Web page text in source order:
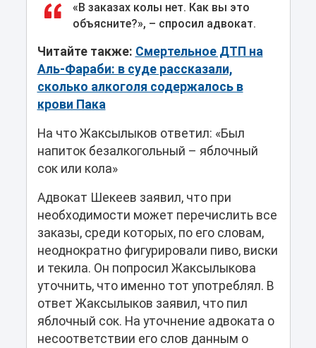
«В заказах колы нет. Как вы это
объясните?», – спросил адвокат.
Читайте также: Смертельное ДТП на
Аль-Фараби: в суде рассказали,
сколько алкоголя содержалось в
крови Пака
На что Жаксылыков ответил: «Был
напиток безалкогольный – яблочный
сок или кола»
Адвокат Шекеев заявил, что при
необходимости может перечислить все
заказы, среди которых, по его словам,
неоднократно фигурировали пиво, виски
и текила. Он попросил Жаксылыкова
уточнить, что именно тот употреблял. В
ответ Жаксылыков заявил, что пил
яблочный сок. На уточнение адвоката о
несоответствии его слов данным о